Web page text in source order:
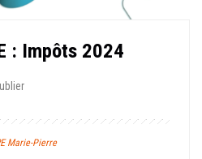
: Impôts 2024
Marie-Pierre